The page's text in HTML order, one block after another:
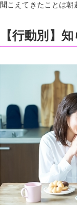
聞こえてきたことは朝
【行動別】